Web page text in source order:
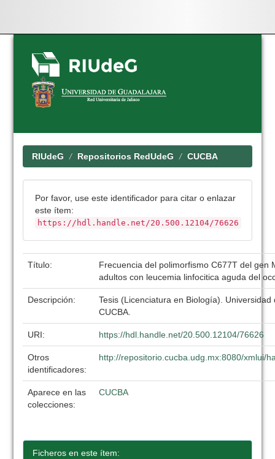
Skip
navigation
RIUdeG Repositorios RedUdeG CUCBA
Por favor, use este identificador para citar o enlazar
este ítem:
https://hdl.handle.net/20.500.12104/76626
Título:
Frecuencia del polimorfismo C677T del gen
adultos con leucemia linfocitica aguda del
Descripción:
Tesis (Licenciatura en Biología). Universidad
CUCBA.
URI: https://hdl.handle.net/20.500.12104/76626
Otros
identificadores:
http://repositorio.cucba.udg.mx:8080/xmlui/
Aparece en las
colecciones:
CUCBA
Ficheros en este ítem: